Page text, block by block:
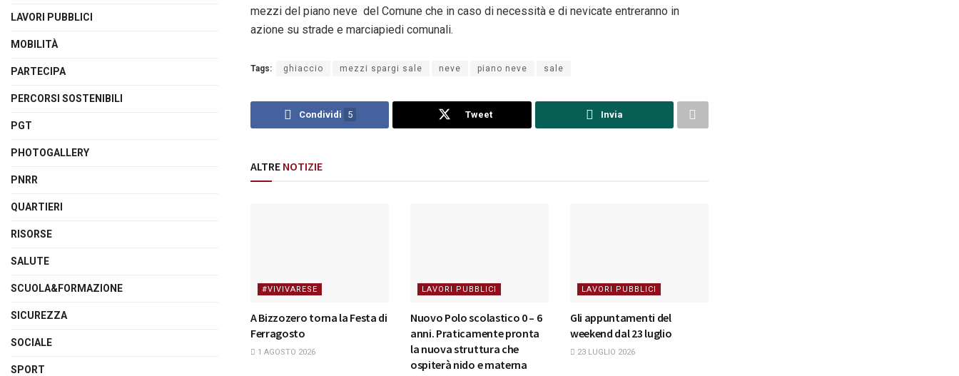
mezzi del piano neve del Comune che in caso di necessità e di nevicate entreranno in
azione su strade e marciapiedi comunali.
Tags: ghiaccio mezzi spargi sale neve piano neve sale
Condividi 5 Tweet Invia
ALTRE NOTIZIE
#VIVIVARESE
A Bizzozero torna la Festa di
Ferragosto
1 AGOSTO 2026
LAVORI PUBBLICI
Nuovo Polo scolastico 0 – 6
anni. Praticamente pronta
la nuova struttura che
ospiterà nido e materna
LAVORI PUBBLICI
Gli appuntamenti del
weekend dal 23 luglio
23 LUGLIO 2026
LAVORI PUBBLICI
MOBILITÀ
PARTECIPA
PERCORSI SOSTENIBILI
PGT
PHOTOGALLERY
PNRR
QUARTIERI
RISORSE
SALUTE
SCUOLA&FORMAZIONE
SICUREZZA
SOCIALE
SPORT